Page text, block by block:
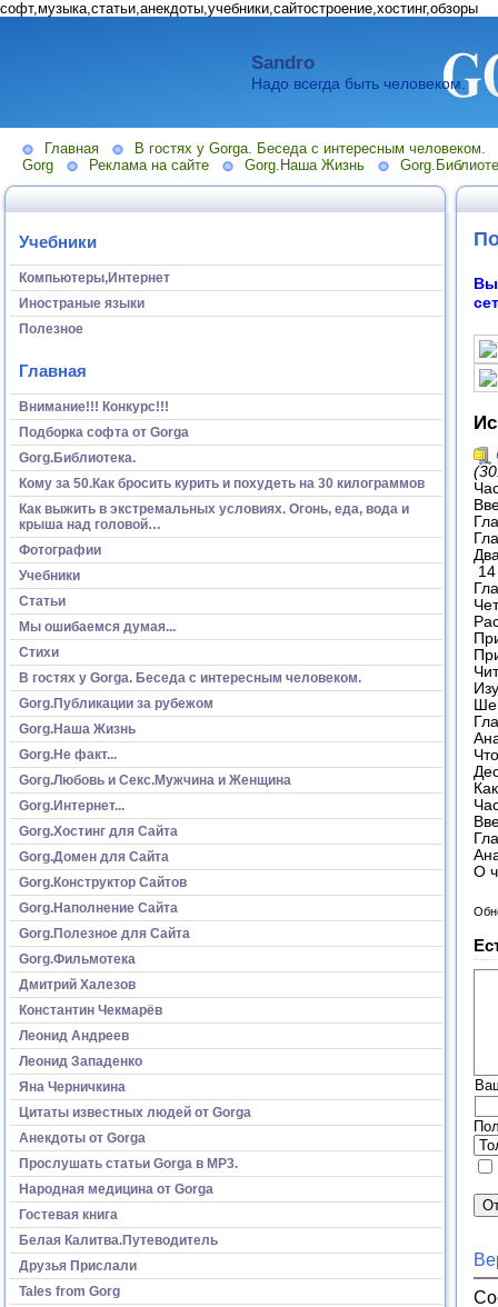
софт,музыка,статьи,анекдоты,учебники,сайтостроение,хостинг,обзоры
Sandro
Надо всегда быть человеком.
Главная
В гостях у Gorga. Беседа с интересным человеком.
Gorg
Реклама на сайте Gorg.Наша Жизнь
Учебники
Компьютеры,Интернет
Иностраные языки
Полезное
Главная
Внимание!!! Конкурс!!!
Подборка софта от Gorga
Gorg.Библиотека.
Кому за 50.Как бросить курить и похудеть на 30 килограммов
Как выжить в экстремальных условиях. Огонь, еда, вода и
крыша над головой…
Фотографии
Учебники
Статьи
Мы ошибаемся думая...
Стихи
В гостях у Gorga. Беседа с интересным человеком.
Gorg.Публикации за рубежом
Gorg.Наша Жизнь
Gorg.Не факт...
Gorg.Любовь и Секс.Мужчина и Женщина
Gorg.Интернет...
Gorg.Хостинг для Сайта
Gorg.Домен для Сайта
Gorg.Конструктор Сайтов
Gorg.Наполнение Сайта
Gorg.Полезное для Сайта
Gorg.Фильмотека
Дмитрий Халезов
Константин Чекмарёв
Леонид Андреев
Леонид Западенко
Яна Черничкина
Цитаты известных людей от Gorga
Анекдоты от Gorga
Прослушать статьи Gorga в МР3.
Народная медицина от Gorga
Гостевая книга
Белая Калитва.Путеводитель
Друзья Прислали
Tales from Gorg
14
О